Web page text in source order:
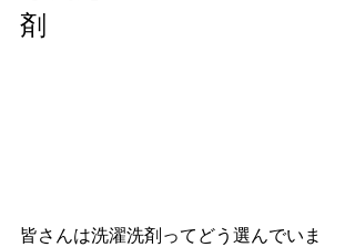
剤
皆さんは洗濯洗剤ってどう選んでいま